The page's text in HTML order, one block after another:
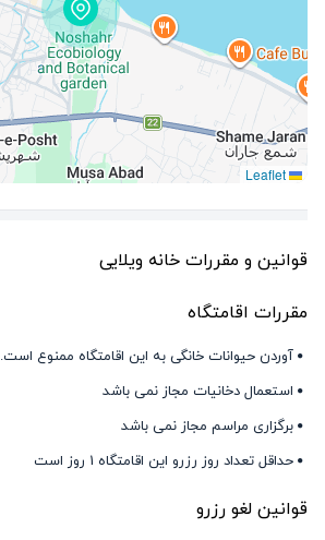
قوانین و مقررات خانه ویلایی
مقررات اقامتگاه
آوردن حیوانات خانگی به این اقامتگاه ممنوع است.
استعمال دخانیات مجاز نمی باشد
برگزاری مراسم مجاز نمی باشد
حداقل تعداد روز رزرو این اقامتگاه 1 روز است
قوانین لغو رزرو